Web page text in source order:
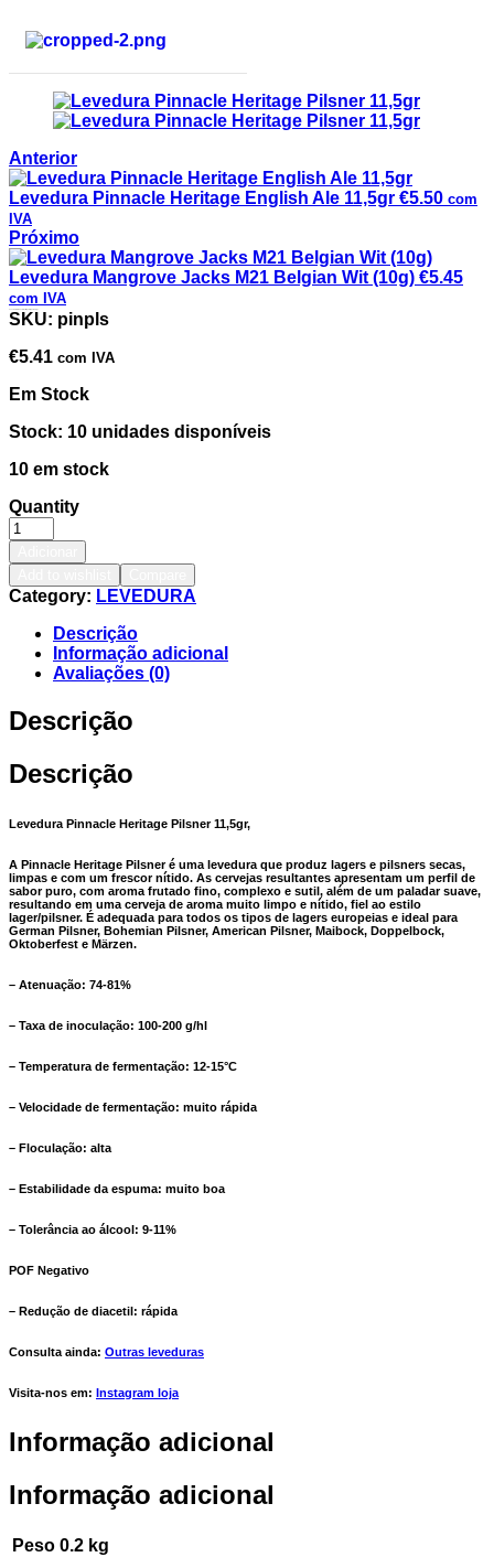
Anterior
Levedura Pinnacle Heritage English Ale 11,5gr €5.50 com
IVA
Próximo
Levedura Mangrove Jacks M21 Belgian Wit (10g) €5.45
com IVA
SKU: pinpls
€5.41 com IVA
Em Stock
Stock: 10 unidades disponíveis
10 em stock
Quantity
Category: LEVEDURA
Descrição
Informação adicional
Avaliações (0)
Descrição
Descrição
Levedura Pinnacle Heritage Pilsner 11,5gr,
A Pinnacle Heritage Pilsner é uma levedura que produz lagers e pilsners secas,
limpas e com um frescor nítido. As cervejas resultantes apresentam um perfil de
sabor puro, com aroma frutado fino, complexo e sutil, além de um paladar suave,
resultando em uma cerveja de aroma muito limpo e nítido, fiel ao estilo
lager/pilsner. É adequada para todos os tipos de lagers europeias e ideal para
German Pilsner, Bohemian Pilsner, American Pilsner, Maibock, Doppelbock,
Oktoberfest e Märzen.
– Atenuação: 74-81%
– Taxa de inoculação: 100-200 g/hl
– Temperatura de fermentação: 12-15°C
– Velocidade de fermentação: muito rápida
– Floculação: alta
– Estabilidade da espuma: muito boa
– Tolerância ao álcool: 9-11%
POF Negativo
– Redução de diacetil: rápida
Consulta ainda: Outras leveduras
Visita-nos em: Instagram loja
Informação adicional
Informação adicional
Peso 0.2 kg